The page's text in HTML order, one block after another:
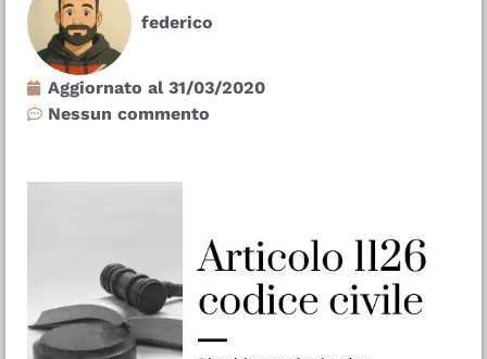
federico
Aggiornato al 31/03/2020
Nessun commento